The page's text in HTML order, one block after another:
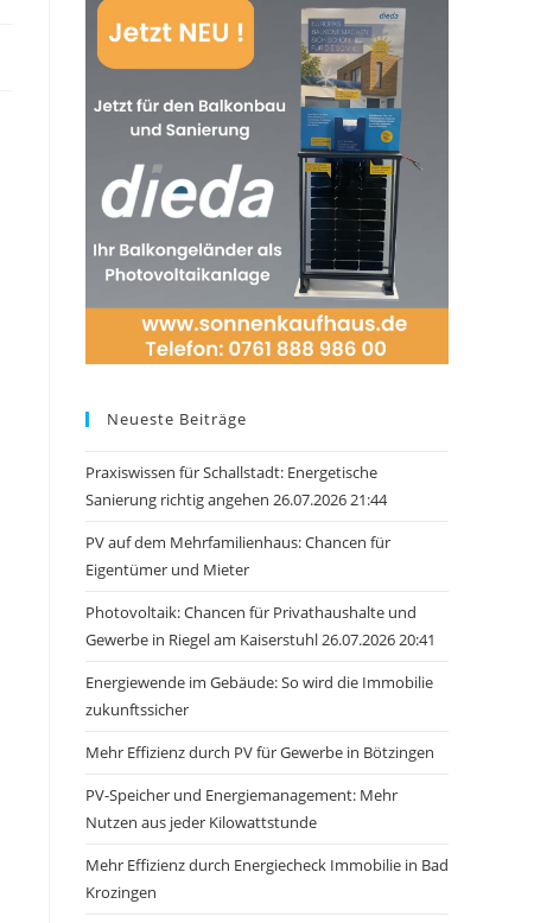
Neueste Beiträge
Praxiswissen für Schallstadt: Energetische
Sanierung richtig angehen 26.07.2026 21:44
PV auf dem Mehrfamilienhaus: Chancen für
Eigentümer und Mieter
Photovoltaik: Chancen für Privathaushalte und
Gewerbe in Riegel am Kaiserstuhl 26.07.2026 20:41
Energiewende im Gebäude: So wird die Immobilie
zukunftssicher
Mehr Effizienz durch PV für Gewerbe in Bötzingen
PV-Speicher und Energiemanagement: Mehr
Nutzen aus jeder Kilowattstunde
Mehr Effizienz durch Energiecheck Immobilie in Bad
Krozingen